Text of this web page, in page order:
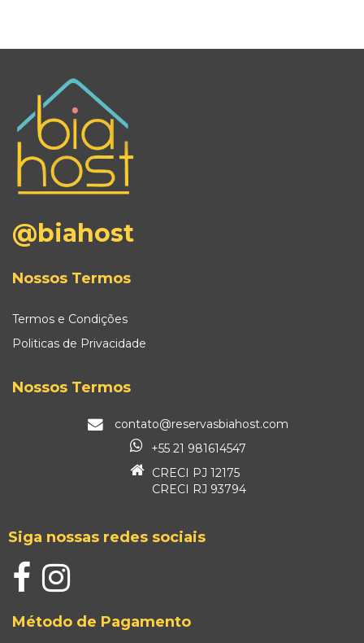
@biahost
Nossos Termos
Termos e Condições
Politicas de Privacidade
Nossos Termos
contato@reservasbiahost.com
+55 21 981614547
CRECI PJ 12175
CRECI RJ 93794
Siga nossas redes sociais
Método de Pagamento